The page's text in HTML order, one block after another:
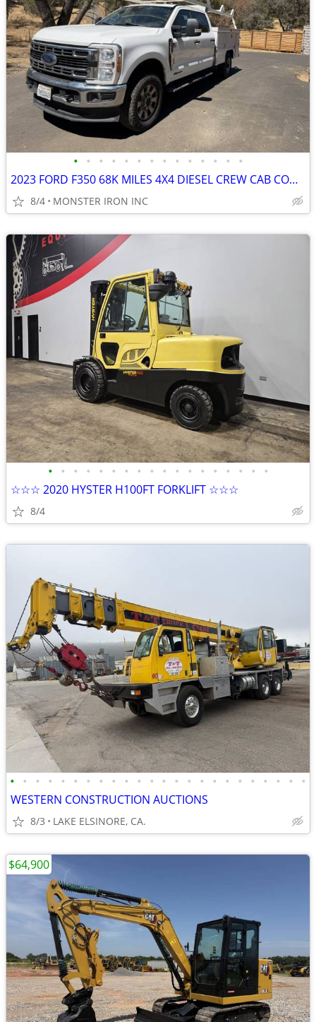
• • • • • • • • • • • • • •
2023 FORD F350 68K MILES 4X4 DIESEL CREW CAB CONTRACTOR BODY
8/4 MONSTER IRON INC
• • • • • • • • • • • • • • • • • •
☆☆☆ 2020 HYSTER H100FT FORKLIFT ☆☆☆
8/4
• • • • • • • • • • • • • • • • • • • • • • • •
WESTERN CONSTRUCTION AUCTIONS
8/3 LAKE ELSINORE, CA.
$64,900